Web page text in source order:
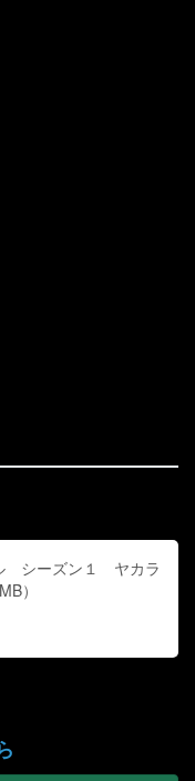
シーズン１ ヤカラ
）